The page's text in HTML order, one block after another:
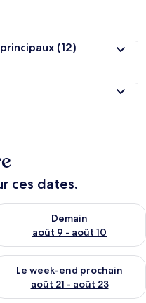
(12)
ces dates.
août 8 - août 9
Demain
août 9 - août 10
la disponibilité pour
end août 14 - août 16
Le week-end prochain
août 21 - août 23
la disponibilité pour